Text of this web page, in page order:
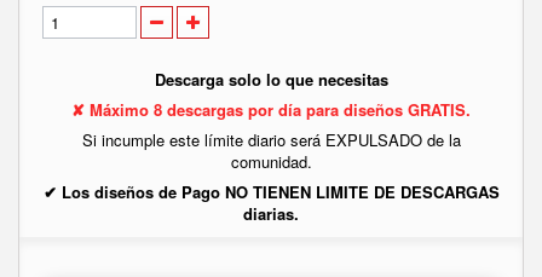
Descarga solo lo que necesitas
✘ Máximo 8 descargas por día para diseños GRATIS.
Si incumple este límite diario será EXPULSADO de la
comunidad.
✔ Los diseños de Pago NO TIENEN LIMITE DE DESCARGAS
diarias.